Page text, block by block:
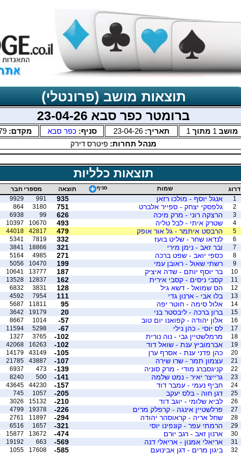
תוצאות מושב (פרונטלי)
ברומטר כפר סבא 23-04-26
מושב 1 מתוך 1 תאריך:23-04-26 סניף: כפר סבא מקדם:
מנהל תחרות: פיטרס דירק
תוצאות כלליות
דרוג שמות סניף תוצאה מספרי חבר
1
אנגל יוסף - מולכו רזאן 935
991
9929
2
גלפסקי יצחק - ספייר אלברט 751
3180
864
3
הרצקה רוני - מרק מיכה 626
99
6938
4
שטרק איתי - לבל טליה 493
10670
10397
5
הרבסט איתמר - גל אור אופק 479
42817
44018
6
לנדאו שחר - שליט בועז 332
7819
5341
7
ובר זאב - נימן מירי 321
18866
3841
8
כספי יואב - שפט ברכה 271
4985
5164
9
רשתי שאול - ראובן עמי 199
10470
5056
10
בר יוסף יותם - שדה איציק 187
13777
10641
11
קסבי ניסים - קסבי אירית 162
12837
13528
12
הס שמואל - דשא גיל 128
3831
6832
13
בלו אבי - ארנון גדי 111
7954
4592
14
אלול סימה - חוטר יפה 95
11811
5687
15
ברון ברכה - ליבסטר בני 20
19179
3642
16
אלון יהודה - קפואנו יום טוב -57
1014
8667
17
לס יוסי - כהן נילי -67
5298
11594
18
מרמלשטיין גבי - נוה נורית -102
3765
1327
19
אברמוביץ ענת - שואל דוד -102
16263
42068
20
כהן פדני ענת - אסרף ערן -105
43149
14179
21
עצמון תמר - שרו שירה -107
43887
21785
22
קניגסברג מודי - מרק סוניה -139
473
6937
23
גרייצר יאיר - נמט שלמה -141
500
8240
24
חביף נעמי - עמבר דוד -157
44230
43645
25
דגן חוה - בלס יעקב -205
1057
745
26
לביא שלומי - יוגב דוד -210
15132
3026
27
פרלשטיין אינגה - קרפלק מרים -226
19378
4799
28
שחל אריה - קראוסהר יהודה -294
11897
2761
29
הרמתי עפר - קונפינו יוסי -321
1657
6516
30
ארנון זאב - רגב יורם -474
13672
15877
31
אריאלי אמנון - אריאלי דנה -569
663
19192
32
ביגון מרים - דגן אבינועם -585
17608
1055